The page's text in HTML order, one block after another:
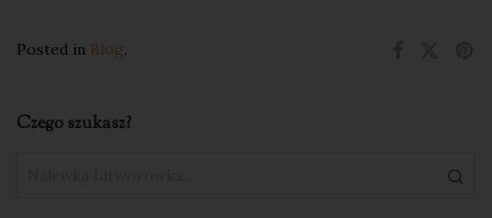
Posted in Blog.
Czego szukasz?